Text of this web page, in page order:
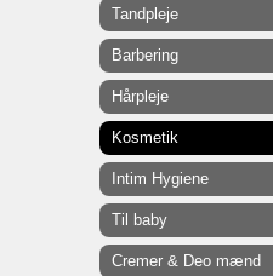
Tandpleje
Barbering
Hårpleje
Kosmetik
Intim Hygiene
Til baby
Cremer & Deo mænd